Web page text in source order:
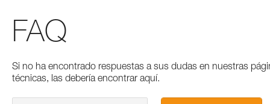
FAQ
Si no ha encontrado respuestas a sus dudas en nuestras
técnicas, las debería encontrar aquí.